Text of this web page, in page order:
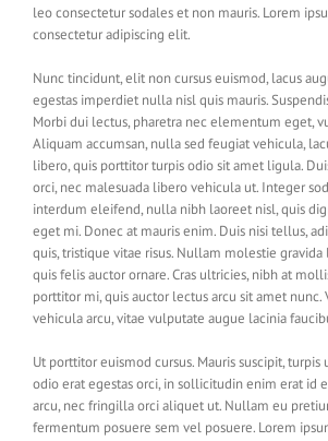
leo consectetur sodales et non mauris. Lorem
consectetur adipiscing elit.
Nunc tincidunt, elit non cursus euismod, lacus
egestas imperdiet nulla nisl quis mauris.
Morbi dui lectus, pharetra nec elementum eget,
Aliquam accumsan, nulla sed feugiat vehicula,
libero, quis porttitor turpis odio sit amet ligula.
orci, nec malesuada libero vehicula ut. Integer
interdum eleifend, nulla nibh laoreet nisl, quis
eget mi. Donec at mauris enim. Duis nisi tellus,
quis, tristique vitae risus. Nullam molestie
quis felis auctor ornare. Cras ultricies, nibh at
porttitor mi, quis auctor lectus arcu sit amet nunc.
vehicula arcu, vitae vulputate augue lacinia
Ut porttitor euismod cursus. Mauris suscipit, turpis
odio erat egestas orci, in sollicitudin enim erat id
arcu, nec fringilla orci aliquet ut. Nullam eu
fermentum posuere sem vel posuere. Lorem